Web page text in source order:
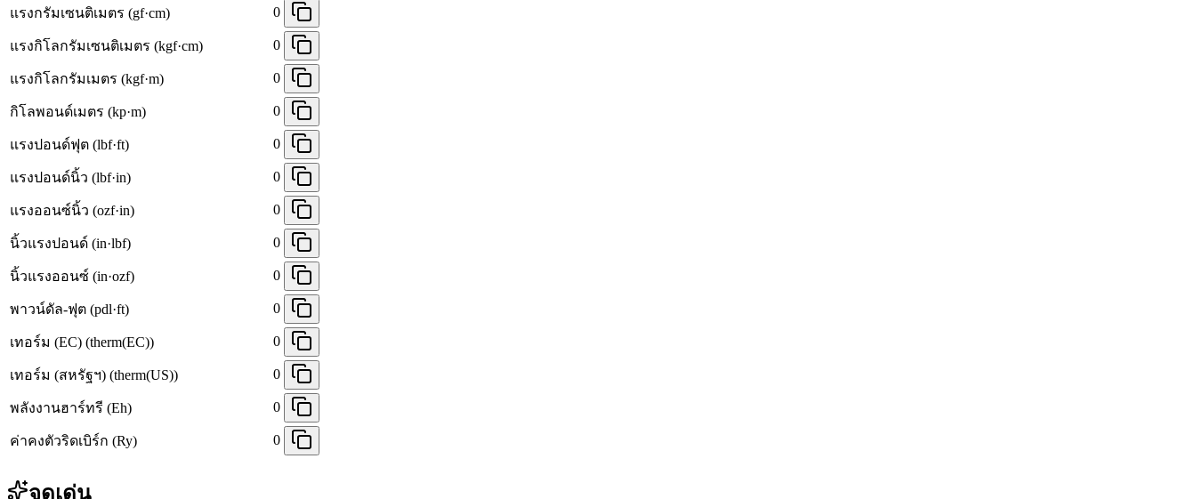
แรงกรัมเซนติเมตร (gf·cm) 0
แรงกิโลกรัมเซนติเมตร (kgf·cm) 0
แรงกิโลกรัมเมตร (kgf·m) 0
กิโลพอนด์เมตร (kp·m) 0
แรงปอนด์ฟุต (lbf·ft) 0
แรงปอนด์นิ้ว (lbf·in) 0
แรงออนซ์นิ้ว (ozf·in) 0
นิ้วแรงปอนด์ (in·lbf) 0
นิ้วแรงออนซ์ (in·ozf) 0
พาวน์ดัล-ฟุต (pdl·ft) 0
เทอร์ม (EC) (therm(EC)) 0
เทอร์ม (สหรัฐฯ) (therm(US)) 0
พลังงานฮาร์ทรี (Eh) 0
ค่าคงตัวริดเบิร์ก (Ry) 0
จุดเด่น